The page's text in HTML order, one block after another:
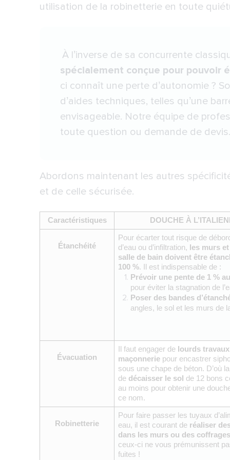
utilisation de la robinetterie en toute
À l’inverse de sa concurrente
spécialement conçue pour pouvoir
ci connaît une perte d’autonomie ?
d’aides techniques, telles qu’une
envisageable. Notre équipe de
toute question ou demande de devis.
Abordons maintenant les autres
et de celle sécurisée.
Caractéristiques DOUCHE À
Étanchéité
Pour écarter tout risque de
d’eau ou d’infiltration,
les murs
salle de bain doivent être
100 %. Il est indispensable de :
Prévoir une pente de 1 %
pour éviter la stagnation de
Poser des bandes
angles, le sol et les murs de
Évacuation
Il faut engager de lourds
maçonnerie pour encastrer
sous une chape de béton. D’où
de décaisser le sol de 12 bons
au moins pour obtenir une
ce nom.
Robinetterie
Pour faire passer les tuyaux
eau, il est courant de réaliser
dans les murs ou des coffrages
ceux-ci ne vous prémunissent
fuites !